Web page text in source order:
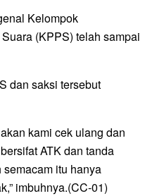
Kelompok
(KPPS) telah sampai
dan saksi tersebut
kami cek ulang dan
ATK dan tanda
itu hanya
imbuhnya.(CC-01)